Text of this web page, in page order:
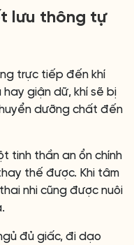
lưu thông tự
trực tiếp đến khí
giận dữ, khí sẽ bị
dưỡng chất đến
tinh thần an ổn chính
thế được. Khi tâm
nhi cũng được nuôi
đủ giấc, đi dạo